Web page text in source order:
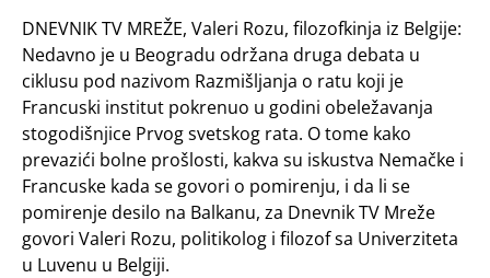
DNEVNIK TV MREŽE, Valeri Rozu, filozofkinja iz Belgije:
Nedavno je u Beogradu održana druga debata u
ciklusu pod nazivom Razmišljanja o ratu koji je
Francuski institut pokrenuo u godini obeležavanja
stogodišnjice Prvog svetskog rata. O tome kako
prevazići bolne prošlosti, kakva su iskustva Nemačke i
Francuske kada se govori o pomirenju, i da li se
pomirenje desilo na Balkanu, za Dnevnik TV Mreže
govori Valeri Rozu, politikolog i filozof sa Univerziteta
u Luvenu u Belgiji.